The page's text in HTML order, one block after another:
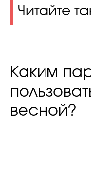
Читайте
Каким
весной?